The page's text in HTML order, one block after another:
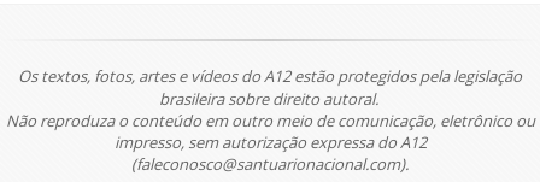
Os textos, fotos, artes e vídeos do A12 estão protegidos pela legislação
brasileira sobre direito autoral.
Não reproduza o conteúdo em outro meio de comunicação, eletrônico ou
impresso, sem autorização expressa do A12
(faleconosco@santuarionacional.com).